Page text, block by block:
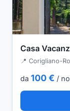
Casa
📍 Corigliano-
da 100 € /